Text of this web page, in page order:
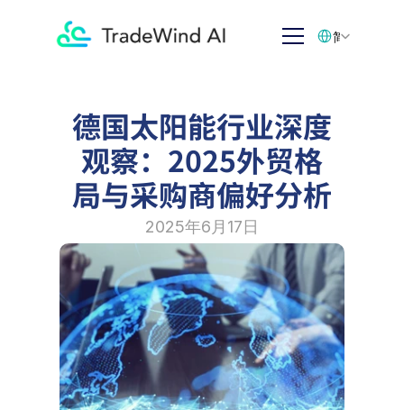
德国太阳能行业深度
观察：2025外贸格
局与采购商偏好分析
2025年6月17日
简体中文